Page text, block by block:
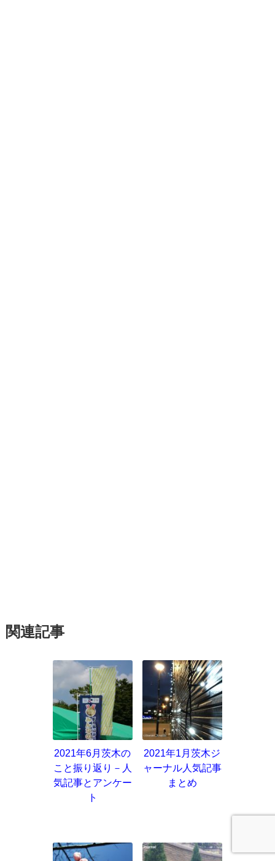
関連記事
2021年6月茨木の
こと振り返り－人
気記事とアンケー
ト
2021年1月茨木ジ
ャーナル人気記事
まとめ